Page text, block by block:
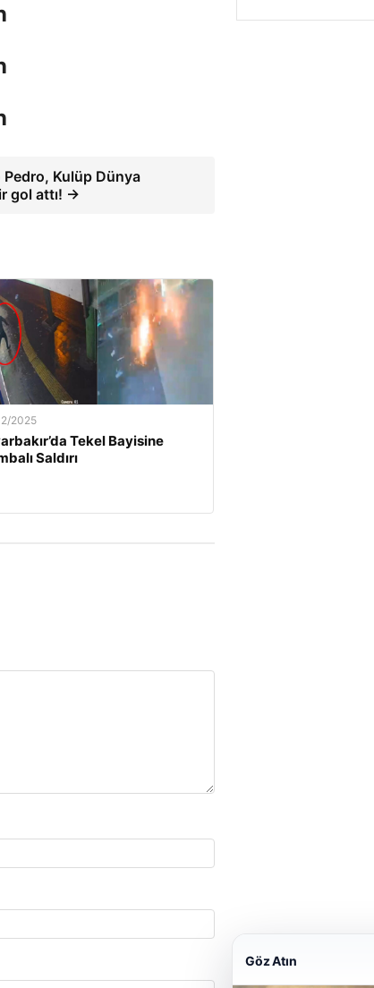
Kulüp Dünya
gol attı! →
2025
Tekel Bayisine
Saldırı
Göz Atın